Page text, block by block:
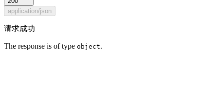
application/json
请求成功
The response is of type object.